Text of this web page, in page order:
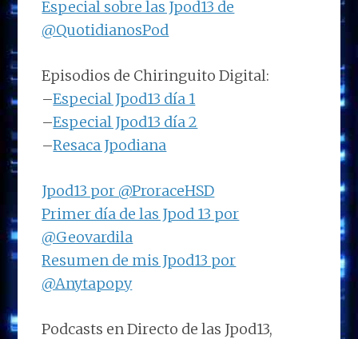
Especial sobre las Jpod13 de
@QuotidianosPod
Episodios de Chiringuito Digital:
–Especial Jpod13 día 1
–Especial Jpod13 día 2
–Resaca Jpodiana
Jpod13 por @ProraceHSD
Primer día de las Jpod 13 por
@Geovardila
Resumen de mis Jpod13 por
@Anytapopy
Podcasts en Directo de las Jpod13,